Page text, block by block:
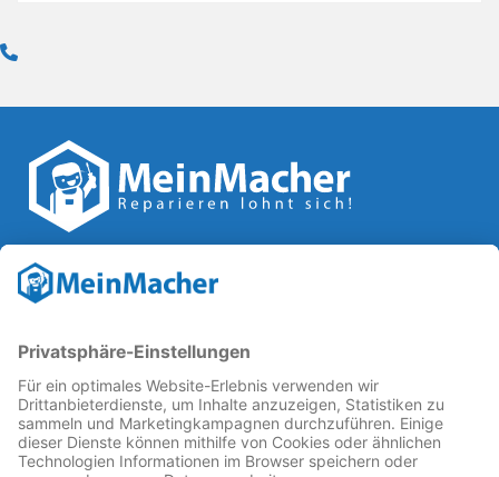
Reparatur Revolution
Reparatur↗ für eineReparatur Revolution
Reparaturbedingungen: Für Produkte, die sich gut
reparieren lassen, für günstigere Ersatzteile und den
Erhalt der reparierenden Betriebe und des Reparatur-
Know-hows in Deutschland.